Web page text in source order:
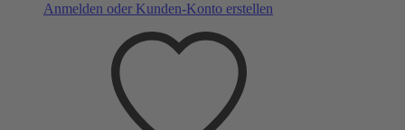
Anmelden oder Kunden-Konto erstellen